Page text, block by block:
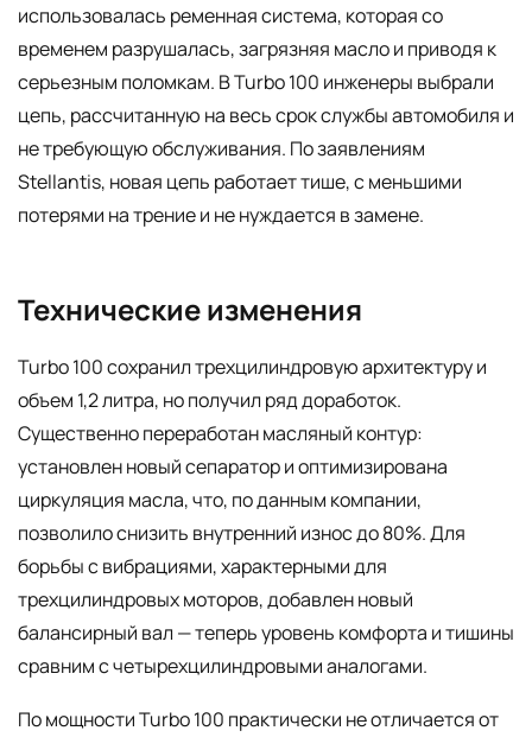
использовалась ременная система, которая со
временем разрушалась, загрязняя масло и приводя к
серьезным поломкам. В Turbo 100 инженеры выбрали
цепь, рассчитанную на весь срок службы автомобиля и
не требующую обслуживания. По заявлениям
Stellantis, новая цепь работает тише, с меньшими
потерями на трение и не нуждается в замене.
Технические изменения
Turbo 100 сохранил трехцилиндровую архитектуру и
объем 1,2 литра, но получил ряд доработок.
Существенно переработан масляный контур:
установлен новый сепаратор и оптимизирована
циркуляция масла, что, по данным компании,
позволило снизить внутренний износ до 80%. Для
борьбы с вибрациями, характерными для
трехцилиндровых моторов, добавлен новый
балансирный вал — теперь уровень комфорта и тишины
сравним с четырехцилиндровыми аналогами.
По мощности Turbo 100 практически не отличается от